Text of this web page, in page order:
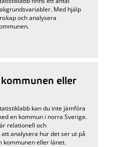
Med hjälp
och analysera
eller
kan du inte jämföra
en kommun i norra Sverige.
relationell och
analysera hur det ser ut på
kommunen eller länet.